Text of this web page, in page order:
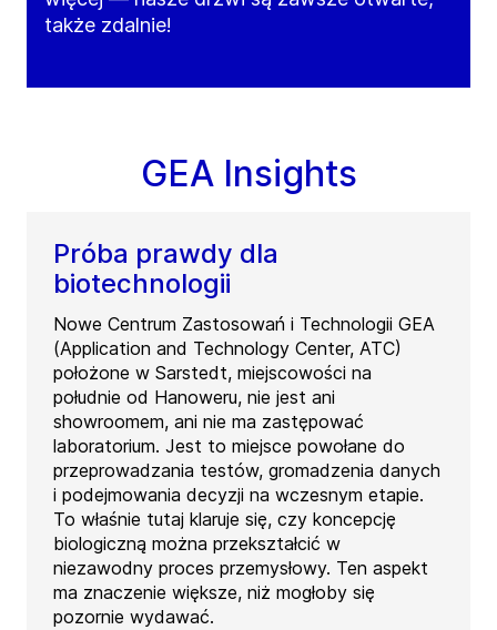
także zdalnie!
GEA Insights
Próba prawdy dla
biotechnologii
Nowe Centrum Zastosowań i Technologii GEA
(Application and Technology Center, ATC)
położone w Sarstedt, miejscowości na
południe od Hanoweru, nie jest ani
showroomem, ani nie ma zastępować
laboratorium. Jest to miejsce powołane do
przeprowadzania testów, gromadzenia danych
i podejmowania decyzji na wczesnym etapie.
To właśnie tutaj klaruje się, czy koncepcję
biologiczną można przekształcić w
niezawodny proces przemysłowy. Ten aspekt
ma znaczenie większe, niż mogłoby się
pozornie wydawać.